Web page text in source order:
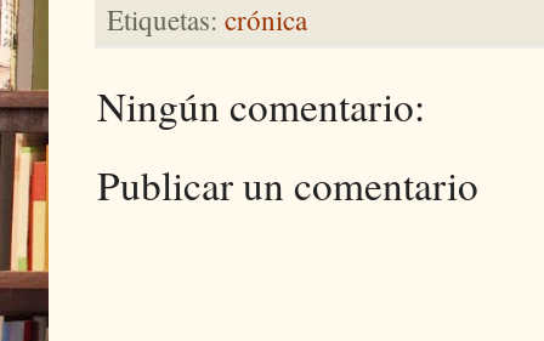
Etiquetas: crónica
Ningún comentario:
Publicar un comentario